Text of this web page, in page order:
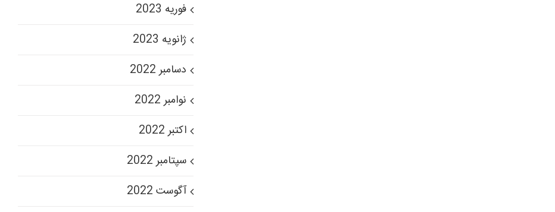
فوریه 2023
ژانویه 2023
دسامبر 2022
نوامبر 2022
اکتبر 2022
سپتامبر 2022
آگوست 2022